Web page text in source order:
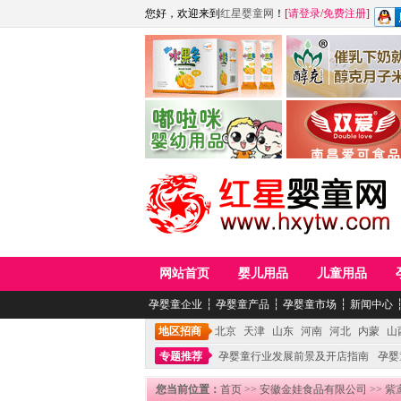
您好，欢迎来到 红星婴童网 ！ [请登录/免费注册]
江西麦嘟嘟食品有限公司
青岛嘟啦咪婴幼儿用品公司
江西醇之客月子米
网站首页 婴儿用品 儿童用品
孕婴童企业 ┆ 孕婴童产品 ┆ 孕婴童市场 ┆ 新闻中心
地区招商 北京 天津 山东 河南 河北 内蒙
山
专题推荐
孕婴童行业发展前景及开店指南 孕
您当前位置： 首页 >> 安徽金娃食品有限公司 >> 紫